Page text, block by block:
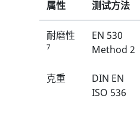
属性 测试方法
耐磨性
7
EN 530
Method 2
克重
DIN EN
ISO 536